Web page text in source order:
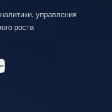
управления
роста